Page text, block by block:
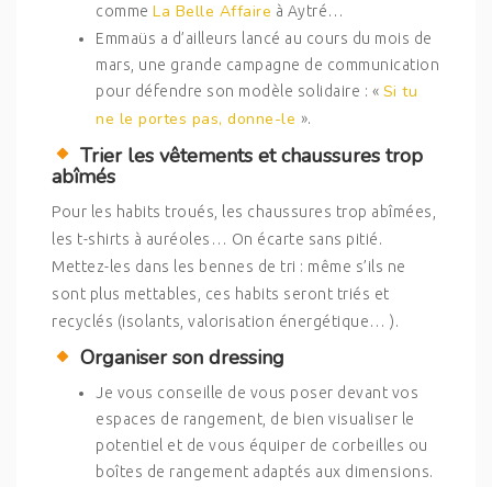
comme La Belle Affaire à Aytré…
Emmaüs a d’ailleurs lancé au cours du mois de
mars, une grande campagne de communication
pour défendre son modèle solidaire : « Si tu
ne le portes pas, donne-le ».
Trier les vêtements et chaussures trop
abîmés
Pour les habits troués, les chaussures trop abîmées,
les t-shirts à auréoles… On écarte sans pitié.
Mettez-les dans les bennes de tri : même s’ils ne
sont plus mettables, ces habits seront triés et
recyclés (isolants, valorisation énergétique… ).
Organiser son dressing
Je vous conseille de vous poser devant vos
espaces de rangement, de bien visualiser le
potentiel et de vous équiper de corbeilles ou
boîtes de rangement adaptés aux dimensions.